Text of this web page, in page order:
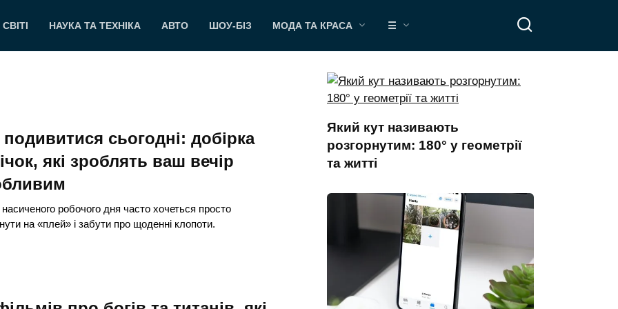
СВІТІ НАУКА ТА ТЕХНІКА АВТО ШОУ-БІЗ МОДА ТА КРАСА ☰
сьогодні: добірка
які зроблять ваш вечір
насиченого робочого дня часто хочеться просто
на «плей» і забути про щоденні клопоти.
Який кут називають
розгорнутим: 180° у геометрії
та житті